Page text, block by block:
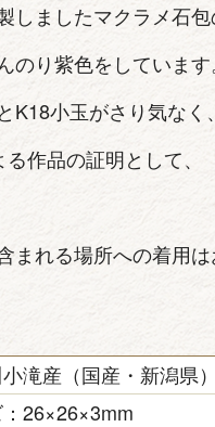
しましたマクラメ石包
り紫色をしています
K18小玉がさり気なく
作品の証明として、
まれる場所への着用は
滝産（国産・新潟県）
26×26×3mm